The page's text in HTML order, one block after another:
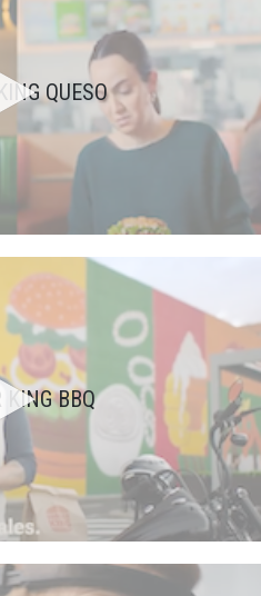
QUESO
KING BBQ